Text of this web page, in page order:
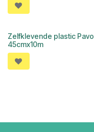
Zelfklevende plastic Pavo
45cmx10m